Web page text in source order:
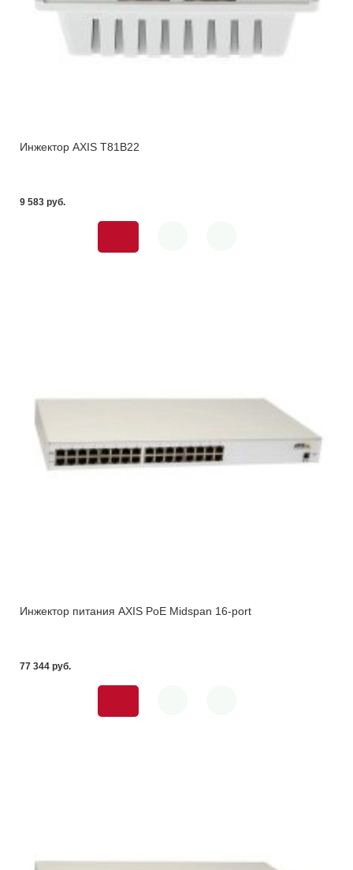
Инжектор AXIS T81B22
9 583 pуб.
Инжектор питания AXIS PoE Midspan 16-port
77 344 pуб.